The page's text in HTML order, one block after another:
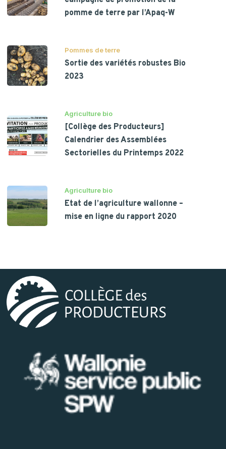
pomme de terre par l’Apaq-W
Pommes de terre
Sortie des variétés robustes Bio
2023
Agriculture bio
[Collège des Producteurs]
Calendrier des Assemblées
Sectorielles du Printemps 2022
Agriculture bio
Etat de l’agriculture wallonne –
mise en ligne du rapport 2020